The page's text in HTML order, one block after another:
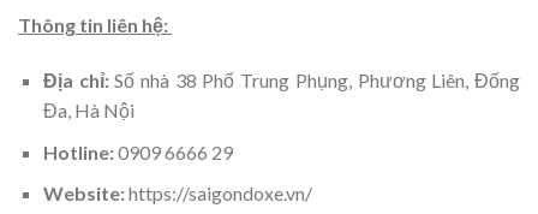
Thông tin liên hệ:
Địa chỉ:Số nhà 38 Phố Trung Phụng, Phương Liên, Đống
Đa, Hà Nội
Hotline:0909 6666 29
Website:https://saigondoxe.vn/